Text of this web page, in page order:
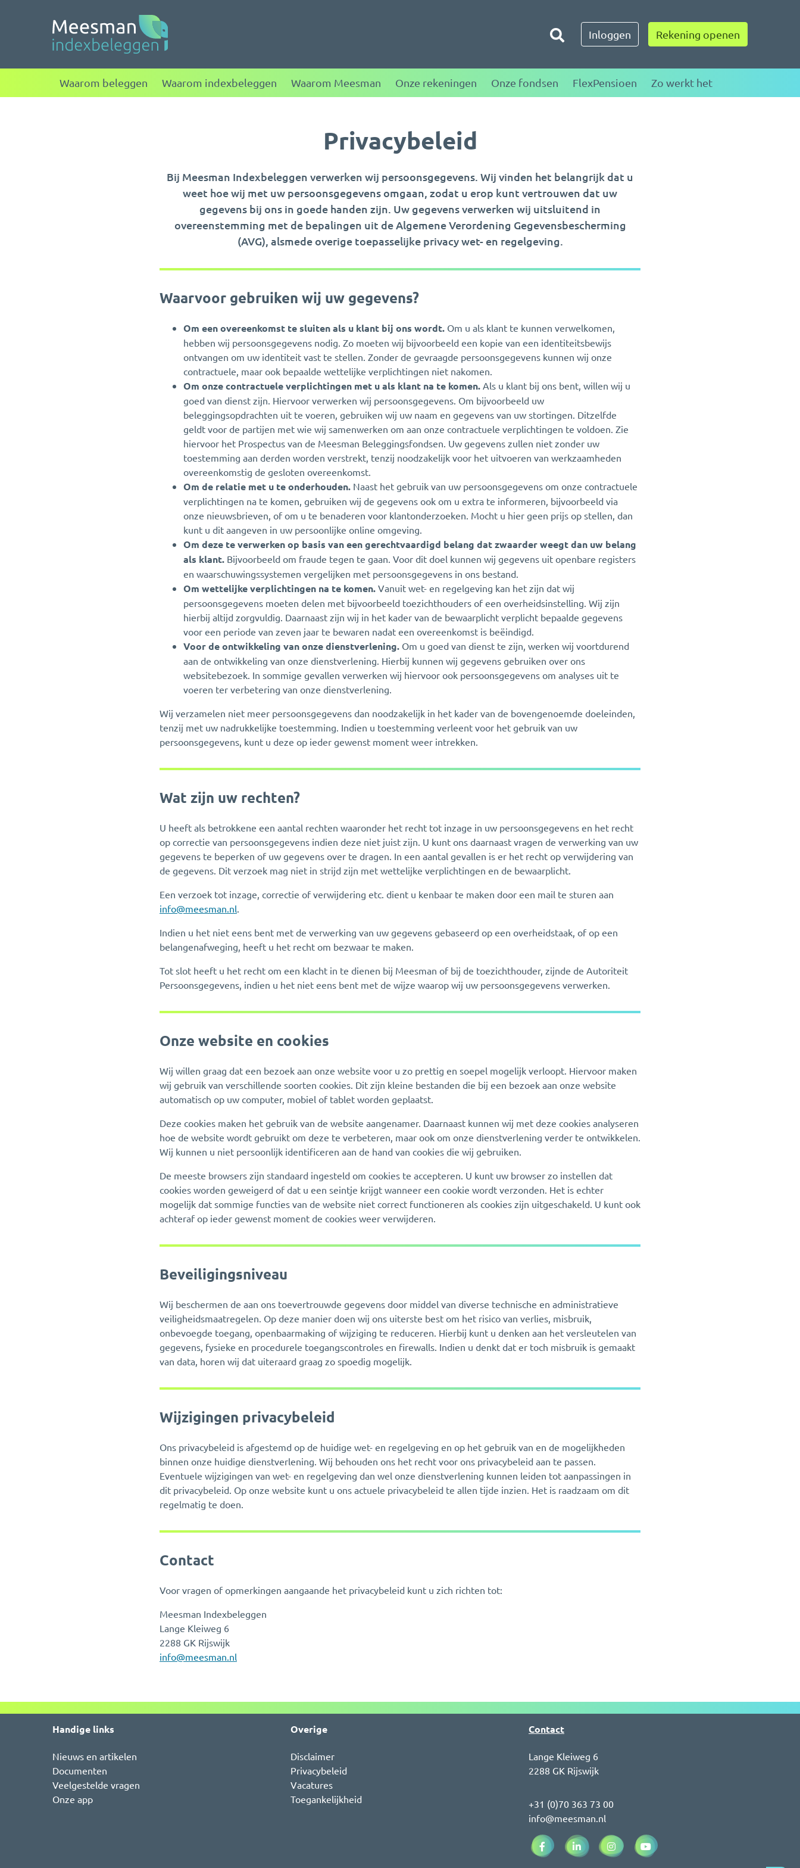
Meesman indexbeleggen
Toggle zoeken
Inloggen Rekening openen
Waarom beleggen Waarom indexbeleggen Waarom Meesman Onze rekeningen Onze fondsen FlexPensioen Zo werkt het
Privacybeleid
Bij Meesman Indexbeleggen verwerken wij persoonsgegevens. Wij vinden het belangrijk dat u
weet hoe wij met uw persoonsgegevens omgaan, zodat u erop kunt vertrouwen dat uw
gegevens bij ons in goede handen zijn. Uw gegevens verwerken wij uitsluitend in
overeenstemming met de bepalingen uit de Algemene Verordening Gegevensbescherming
(AVG), alsmede overige toepasselijke privacy wet- en regelgeving.
Waarvoor gebruiken wij uw gegevens?
Om een overeenkomst te sluiten als u klant bij ons wordt. Om u als klant te kunnen verwelkomen,
hebben wij persoonsgegevens nodig. Zo moeten wij bijvoorbeeld een kopie van een identiteitsbewijs
ontvangen om uw identiteit vast te stellen. Zonder de gevraagde persoonsgegevens kunnen wij onze
contractuele, maar ook bepaalde wettelijke verplichtingen niet nakomen.
Om onze contractuele verplichtingen met u als klant na te komen. Als u klant bij ons bent, willen wij u
goed van dienst zijn. Hiervoor verwerken wij persoonsgegevens. Om bijvoorbeeld uw
beleggingsopdrachten uit te voeren, gebruiken wij uw naam en gegevens van uw stortingen. Ditzelfde
geldt voor de partijen met wie wij samenwerken om aan onze contractuele verplichtingen te voldoen. Zie
hiervoor het Prospectus van de Meesman Beleggingsfondsen. Uw gegevens zullen niet zonder uw
toestemming aan derden worden verstrekt, tenzij noodzakelijk voor het uitvoeren van werkzaamheden
overeenkomstig de gesloten overeenkomst.
Om de relatie met u te onderhouden. Naast het gebruik van uw persoonsgegevens om onze contractuele
verplichtingen na te komen, gebruiken wij de gegevens ook om u extra te informeren, bijvoorbeeld via
onze nieuwsbrieven, of om u te benaderen voor klantonderzoeken. Mocht u hier geen prijs op stellen, dan
kunt u dit aangeven in uw persoonlijke online omgeving.
Om deze te verwerken op basis van een gerechtvaardigd belang dat zwaarder weegt dan uw belang
als klant. Bijvoorbeeld om fraude tegen te gaan. Voor dit doel kunnen wij gegevens uit openbare registers
en waarschuwingssystemen vergelijken met persoonsgegevens in ons bestand.
Om wettelijke verplichtingen na te komen. Vanuit wet- en regelgeving kan het zijn dat wij
persoonsgegevens moeten delen met bijvoorbeeld toezichthouders of een overheidsinstelling. Wij zijn
hierbij altijd zorgvuldig. Daarnaast zijn wij in het kader van de bewaarplicht verplicht bepaalde gegevens
voor een periode van zeven jaar te bewaren nadat een overeenkomst is beëindigd.
Voor de ontwikkeling van onze dienstverlening. Om u goed van dienst te zijn, werken wij voortdurend
aan de ontwikkeling van onze dienstverlening. Hierbij kunnen wij gegevens gebruiken over ons
websitebezoek. In sommige gevallen verwerken wij hiervoor ook persoonsgegevens om analyses uit te
voeren ter verbetering van onze dienstverlening.
Wij verzamelen niet meer persoonsgegevens dan noodzakelijk in het kader van de bovengenoemde doeleinden,
tenzij met uw nadrukkelijke toestemming. Indien u toestemming verleent voor het gebruik van uw
persoonsgegevens, kunt u deze op ieder gewenst moment weer intrekken.
Wat zijn uw rechten?
U heeft als betrokkene een aantal rechten waaronder het recht tot inzage in uw persoonsgegevens en het recht
op correctie van persoonsgegevens indien deze niet juist zijn. U kunt ons daarnaast vragen de verwerking van uw
gegevens te beperken of uw gegevens over te dragen. In een aantal gevallen is er het recht op verwijdering van
de gegevens. Dit verzoek mag niet in strijd zijn met wettelijke verplichtingen en de bewaarplicht.
Een verzoek tot inzage, correctie of verwijdering etc. dient u kenbaar te maken door een mail te sturen aan
info@meesman.nl.
Indien u het niet eens bent met de verwerking van uw gegevens gebaseerd op een overheidstaak, of op een
belangenafweging, heeft u het recht om bezwaar te maken.
Tot slot heeft u het recht om een klacht in te dienen bij Meesman of bij de toezichthouder, zijnde de Autoriteit
Persoonsgegevens, indien u het niet eens bent met de wijze waarop wij uw persoonsgegevens verwerken.
Onze website en cookies
Wij willen graag dat een bezoek aan onze website voor u zo prettig en soepel mogelijk verloopt. Hiervoor maken
wij gebruik van verschillende soorten cookies. Dit zijn kleine bestanden die bij een bezoek aan onze website
automatisch op uw computer, mobiel of tablet worden geplaatst.
Deze cookies maken het gebruik van de website aangenamer. Daarnaast kunnen wij met deze cookies analyseren
hoe de website wordt gebruikt om deze te verbeteren, maar ook om onze dienstverlening verder te ontwikkelen.
Wij kunnen u niet persoonlijk identificeren aan de hand van cookies die wij gebruiken.
De meeste browsers zijn standaard ingesteld om cookies te accepteren. U kunt uw browser zo instellen dat
cookies worden geweigerd of dat u een seintje krijgt wanneer een cookie wordt verzonden. Het is echter
mogelijk dat sommige functies van de website niet correct functioneren als cookies zijn uitgeschakeld. U kunt ook
achteraf op ieder gewenst moment de cookies weer verwijderen.
Beveiligingsniveau
Wij beschermen de aan ons toevertrouwde gegevens door middel van diverse technische en administratieve
veiligheidsmaatregelen. Op deze manier doen wij ons uiterste best om het risico van verlies, misbruik,
onbevoegde toegang, openbaarmaking of wijziging te reduceren. Hierbij kunt u denken aan het versleutelen van
gegevens, fysieke en procedurele toegangscontroles en firewalls. Indien u denkt dat er toch misbruik is gemaakt
van data, horen wij dat uiteraard graag zo spoedig mogelijk.
Wijzigingen privacybeleid
Ons privacybeleid is afgestemd op de huidige wet- en regelgeving en op het gebruik van en de mogelijkheden
binnen onze huidige dienstverlening. Wij behouden ons het recht voor ons privacybeleid aan te passen.
Eventuele wijzigingen van wet- en regelgeving dan wel onze dienstverlening kunnen leiden tot aanpassingen in
dit privacybeleid. Op onze website kunt u ons actuele privacybeleid te allen tijde inzien. Het is raadzaam om dit
regelmatig te doen.
Contact
Voor vragen of opmerkingen aangaande het privacybeleid kunt u zich richten tot:
Meesman Indexbeleggen
Lange Kleiweg 6
2288 GK Rijswijk
info@meesman.nl
Handige links
Nieuws en artikelen
Documenten
Veelgestelde vragen
Onze app
Overige
Disclaimer
Privacybeleid
Vacatures
Toegankelijkheid
Contact
Lange Kleiweg 6
2288 GK Rijswijk
+31 (0)70 363 73 00
info@meesman.nl
Facebook (opent in een nieuw venster)
LinkedIn (opent in een nieuw venster)
Instagram (opent in een nieuw venster)
YouTube (opent in een nieuw